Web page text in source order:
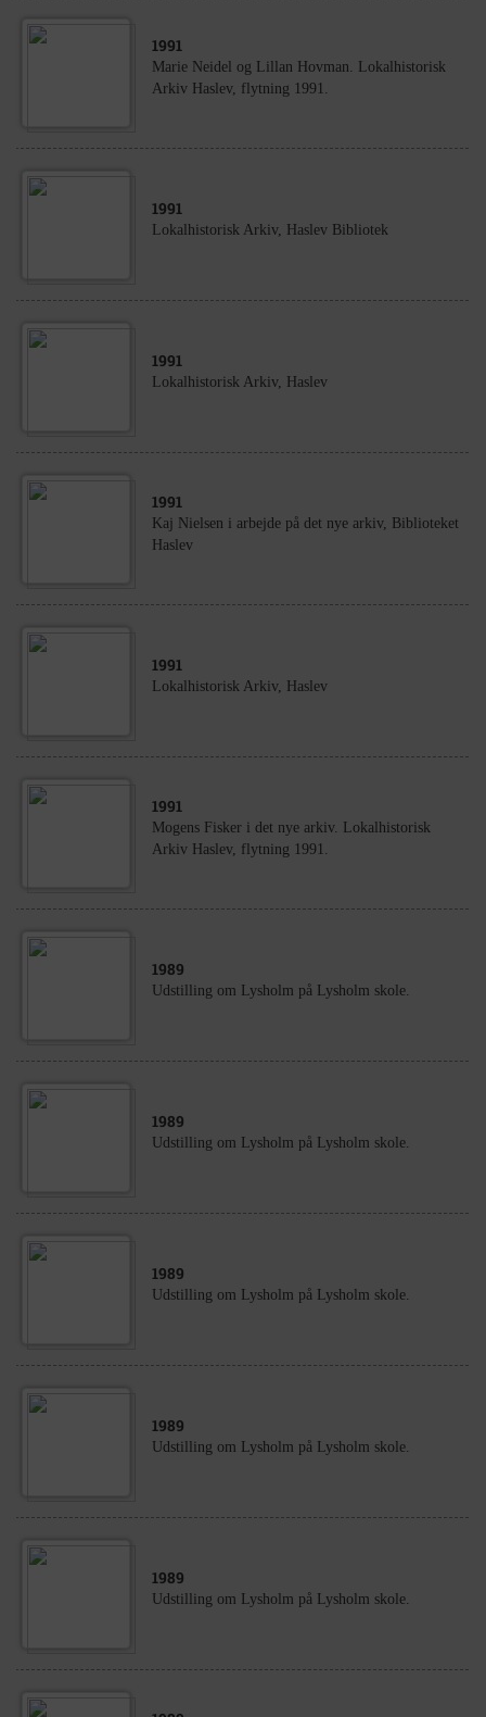
1991
Marie Neidel og Lillan Hovman. Lokalhistorisk
Arkiv Haslev, flytning 1991.
1991
Lokalhistorisk Arkiv, Haslev Bibliotek
1991
Lokalhistorisk Arkiv, Haslev
1991
Kaj Nielsen i arbejde på det nye arkiv, Biblioteket
Haslev
1991
Lokalhistorisk Arkiv, Haslev
1991
Mogens Fisker i det nye arkiv. Lokalhistorisk
Arkiv Haslev, flytning 1991.
1989
Udstilling om Lysholm på Lysholm skole.
1989
Udstilling om Lysholm på Lysholm skole.
1989
Udstilling om Lysholm på Lysholm skole.
1989
Udstilling om Lysholm på Lysholm skole.
1989
Udstilling om Lysholm på Lysholm skole.